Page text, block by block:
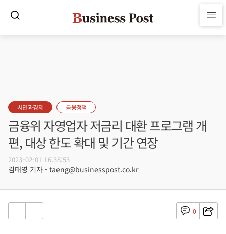
시민과경제 금융정책
금융위 자영업자 저금리 대환 프로그램 개
편, 대상 한도 확대 및 기간 연장
2023-02-01 16:38:53
김태영 기자 - taeng@businesspost.co.kr
0